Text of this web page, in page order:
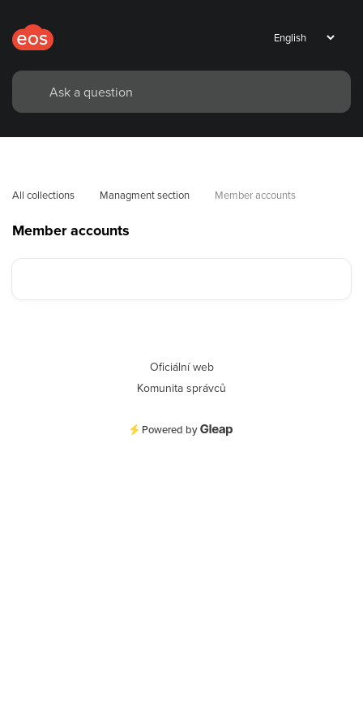
All collections Managment section Member accounts
Member accounts
Oficiální web
Komunita správců
Powered by